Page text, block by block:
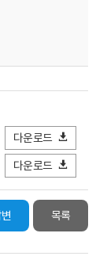
다운로드
다운로드
목록